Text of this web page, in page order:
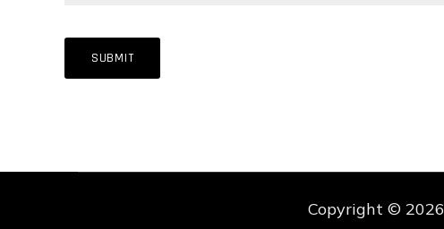
Copyright © 2026